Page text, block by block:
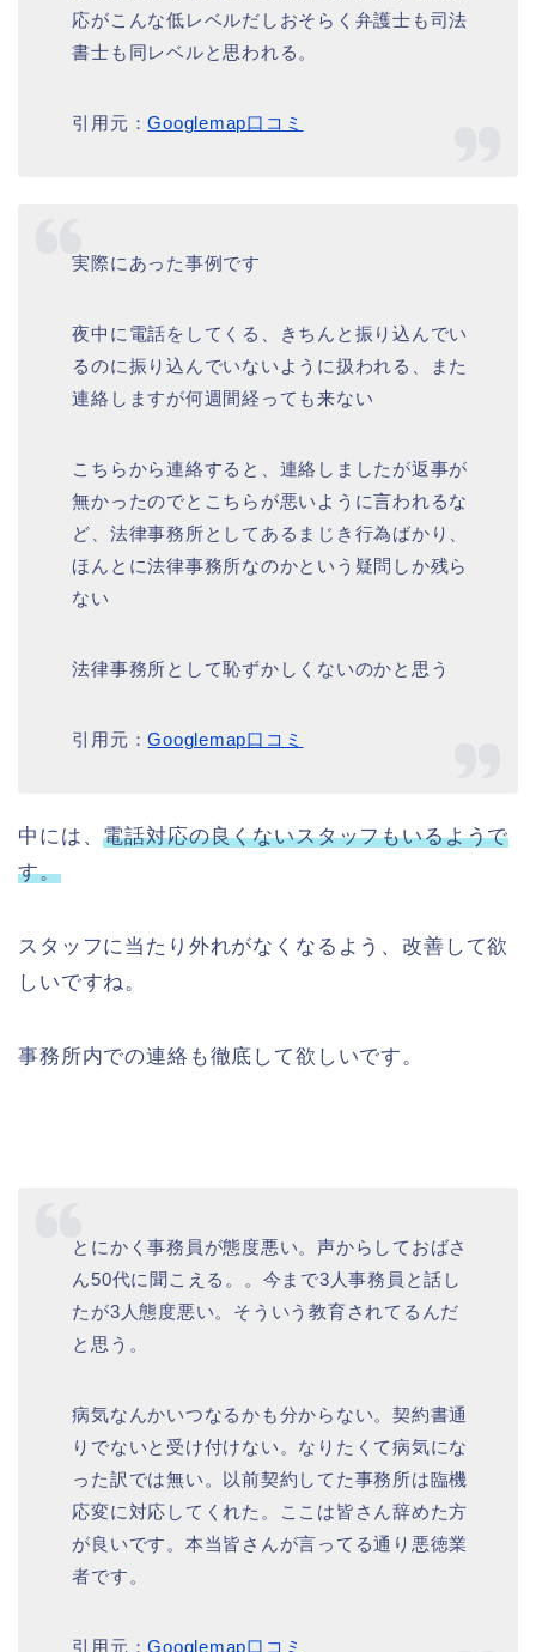
応がこんな低レベルだしおそらく弁護士も司法
書士も同レベルと思われる。
引用元：Googlemap口コミ
実際にあった事例です
夜中に電話をしてくる、きちんと振り込んでい
るのに振り込んでいないように扱われる、また
連絡しますが何週間経っても来ない
こちらから連絡すると、連絡しましたが返事が
無かったのでとこちらが悪いように言われるな
ど、法律事務所としてあるまじき行為ばかり、
ほんとに法律事務所なのかという疑問しか残ら
ない
法律事務所として恥ずかしくないのかと思う
引用元：Googlemap口コミ
中には、電話対応の良くないスタッフもいるようで
す。
スタッフに当たり外れがなくなるよう、改善して欲
しいですね。
事務所内での連絡も徹底して欲しいです。
とにかく事務員が態度悪い。声からしておばさ
ん50代に聞こえる。。今まで3人事務員と話し
たが3人態度悪い。そういう教育されてるんだ
と思う。
病気なんかいつなるかも分からない。契約書通
りでないと受け付けない。なりたくて病気にな
った訳では無い。以前契約してた事務所は臨機
応変に対応してくれた。ここは皆さん辞めた方
が良いです。本当皆さんが言ってる通り悪徳業
者です。
引用元：Googlemap口コミ